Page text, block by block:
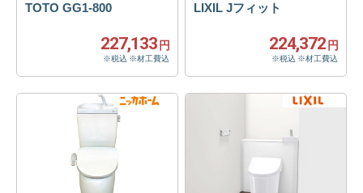
227,133円 224,372円